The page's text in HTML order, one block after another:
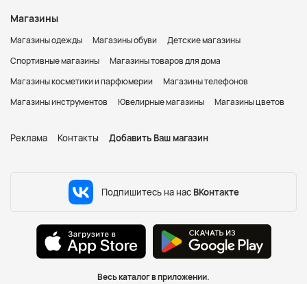
Магазины
Магазины одежды Магазины обуви
Детские магазины
Спортивные магазины
Магазины товаров для дома
Магазины косметики и парфюмерии
Магазины телефонов
Магазины инструментов
Ювелирные магазины Магазины цветов
Реклама Контакты Добавить Ваш магазин
Подпишитесь на нас ВКонтакте
Весь каталог в приложении.